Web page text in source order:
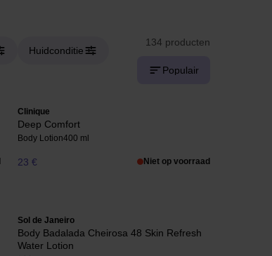
Huidconditie
134 producten
Populair
Clinique
Deep Comfort
Body Lotion400 ml
23 € Niet op voorraad
Sol de Janeiro
Body Badalada Cheirosa 48 Skin Refresh
Water Lotion